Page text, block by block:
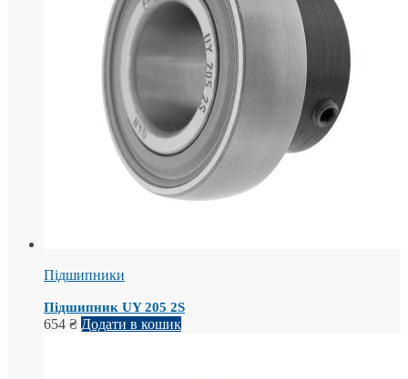
Підшипники
Підшипник UY 205 2S
654 ₴ Додати в кошик